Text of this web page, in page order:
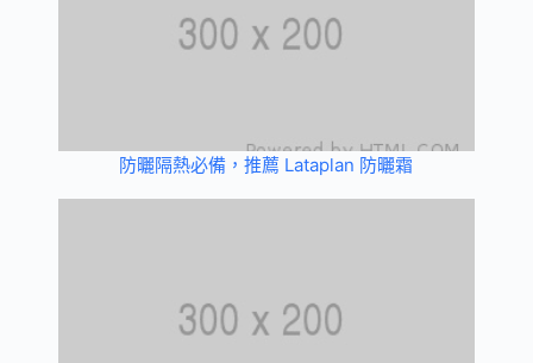
防曬隔熱必備，推薦 Lataplan 防曬霜